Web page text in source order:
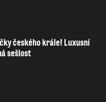
českého krále! Luxusní
sešlost